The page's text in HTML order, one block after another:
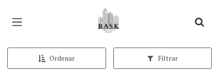
Página inicial
Ordenar Filtrar